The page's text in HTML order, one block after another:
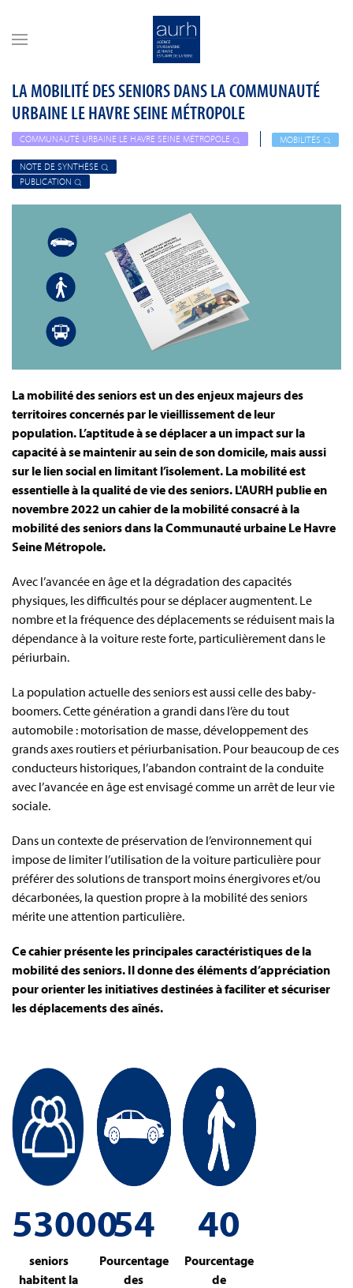
LA MOBILITÉ DES SENIORS DANS LA COMMUNAUTÉ
URBAINE LE HAVRE SEINE MÉTROPOLE
COMMUNAUTÉ URBAINE LE HAVRE SEINE MÉTROPOLE MOBILITÉS
NOTE DE SYNTHÈSE
PUBLICATION
La mobilité des seniors est un des enjeux majeurs des
territoires concernés par le vieillissement de leur
population. L’aptitude à se déplacer a un impact sur la
capacité à se maintenir au sein de son domicile, mais aussi
sur le lien social en limitant l’isolement. La mobilité est
essentielle à la qualité de vie des seniors. L'AURH publie en
novembre 2022 un cahier de la mobilité consacré à la
mobilité des seniors dans la Communauté urbaine Le Havre
Seine Métropole.
Avec l’avancée en âge et la dégradation des capacités
physiques, les difficultés pour se déplacer augmentent. Le
nombre et la fréquence des déplacements se réduisent mais la
dépendance à la voiture reste forte, particulièrement dans le
périurbain.
La population actuelle des seniors est aussi celle des baby-
boomers. Cette génération a grandi dans l’ère du tout
automobile : motorisation de masse, développement des
grands axes routiers et périurbanisation. Pour beaucoup de ces
conducteurs historiques, l’abandon contraint de la conduite
avec l’avancée en âge est envisagé comme un arrêt de leur vie
sociale.
Dans un contexte de préservation de l’environnement qui
impose de limiter l’utilisation de la voiture particulière pour
préférer des solutions de transport moins énergivores et/ou
décarbonées, la question propre à la mobilité des seniors
mérite une attention particulière.
Ce cahier présente les principales caractéristiques de la
mobilité des seniors. Il donne des éléments d’appréciation
pour orienter les initiatives destinées à faciliter et sécuriser
les déplacements des aînés.
53000
seniors
habitent la
54
Pourcentage
des
40
Pourcentage
de